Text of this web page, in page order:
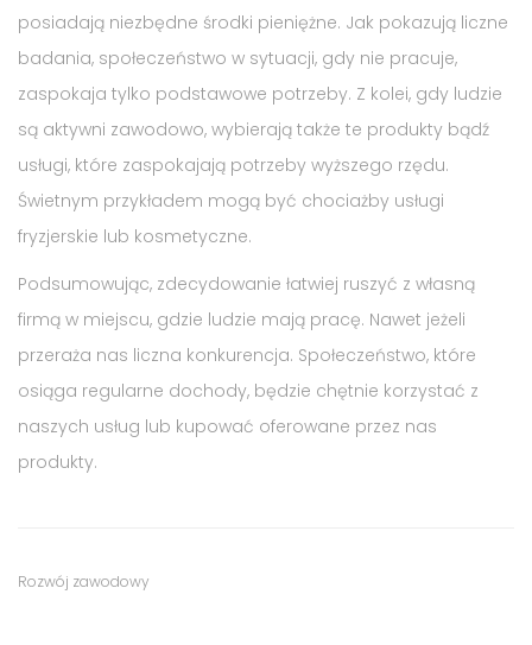
posiadają niezbędne środki pieniężne. Jak pokazują liczne
badania, społeczeństwo w sytuacji, gdy nie pracuje,
zaspokaja tylko podstawowe potrzeby. Z kolei, gdy ludzie
są aktywni zawodowo, wybierają także te produkty bądź
usługi, które zaspokajają potrzeby wyższego rzędu.
Świetnym przykładem mogą być chociażby usługi
fryzjerskie lub kosmetyczne.
Podsumowując, zdecydowanie łatwiej ruszyć z własną
firmą w miejscu, gdzie ludzie mają pracę. Nawet jeżeli
przeraża nas liczna konkurencja. Społeczeństwo, które
osiąga regularne dochody, będzie chętnie korzystać z
naszych usług lub kupować oferowane przez nas
produkty.
Tags
Category
Rozwój zawodowy